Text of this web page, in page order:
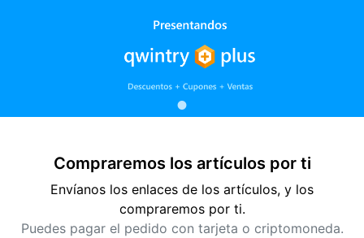
Compraremos los artículos por ti
Envíanos los enlaces de los artículos, y los
compraremos por ti.
Puedes pagar el pedido con tarjeta o criptomoneda.